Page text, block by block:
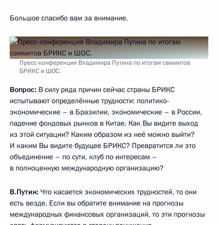
Большое спасибо вам за внимание.
Пресс-конференция Владимира Путина по итогам саммитов
БРИКС и ШОС.
Вопрос: В силу ряда причин сейчас страны БРИКС
испытывают определённые трудности: политико-
экономические – в Бразилии, экономические – в России,
падение фондовых рынков в Китае. Как Вы видите выход
из этой ситуации? Каким образом из неё можно выйти?
И каким Вы видите будущее БРИКС? Превратится ли это
объединение – по сути, клуб по интересам –
в полноценную международную организацию?
В.Путин: Что касается экономических трудностей, то они
есть везде. Если вы обратите внимание на прогнозы
международных финансовых организаций, то эти прогнозы